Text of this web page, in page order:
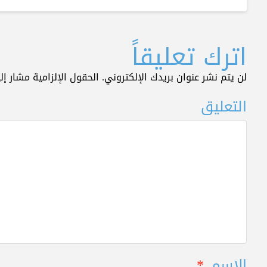
اترك تعليقاً
لن يتم نشر عنوان بريدك الإلكتروني. الحقول الإلزامية مشار
التعليق